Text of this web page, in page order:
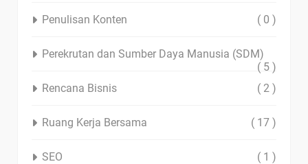
Penulisan Konten ( 0 )
Perekrutan dan Sumber Daya Manusia (SDM)
( 5 )
Rencana Bisnis
( 2 )
Ruang Kerja Bersama ( 17 )
SEO ( 1 )